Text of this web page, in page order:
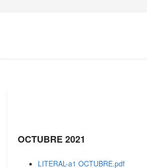
OCTUBRE 2021
LITERAL-a1 OCTUBRE.pdf